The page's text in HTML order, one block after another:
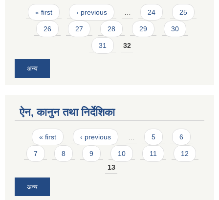
Pages
« first ‹ previous … 24 25
26 27 28 29 30
31 32
अन्य
ऐन, कानुन तथा निर्देशिका
Pages
« first ‹ previous 5 6
7 8 9 10 11
12
13
अन्य